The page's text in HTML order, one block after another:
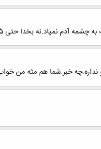
حتی 5 دقیقه هم نخوابیدم اما کلافه م خوابم نمیبره
خبر.شما هم مثه من